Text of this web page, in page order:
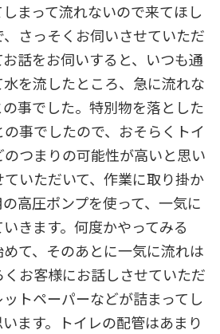
まって流れないので来てほし
さっそくお伺いさせていただ
話をお伺いすると、いつも通
を流したところ、急に流れな
事でした。特別物を落とした
事でしたので、おそらくトイ
つまりの可能性が高いと思い
いただいて、作業に取り掛か
高圧ポンプを使って、一気に
きます。何度かやってみる
て、そのあとに一気に流れは
お客様にお話しさせていただ
トペーパーなどが詰まってし
ます。トイレの配管はあまり